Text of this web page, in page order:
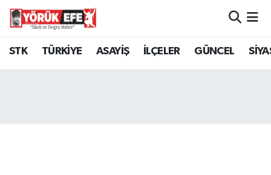
STK TÜRKİYE ASAYİŞ İLÇELER GÜNCEL
Aydın Nöbetçi Eczaneler